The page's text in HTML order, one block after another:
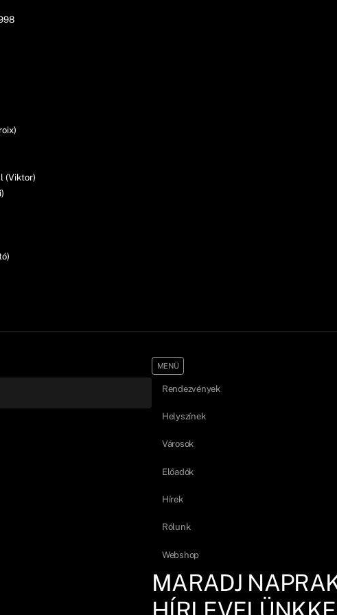
(Viktor)
MENÜ
Rendezvények
Helyszínek
Városok
Előadók
Hírek
Rólunk
Webshop
MARADJ